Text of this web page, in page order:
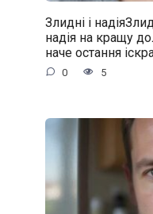
Злидні і
надія на кращу
наче остання
0 5